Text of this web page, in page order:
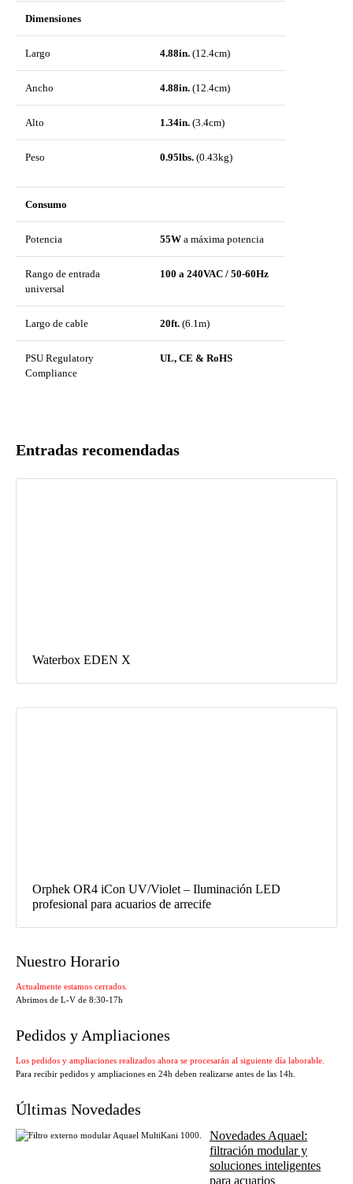
Dimensiones
Largo 4.88in. (12.4cm)
Ancho 4.88in. (12.4cm)
Alto 1.34in. (3.4cm)
Peso 0.95lbs. (0.43kg)
Consumo
Potencia 55W a máxima potencia
Rango de entrada
universal
100 a 240VAC / 50-60Hz
Largo de cable 20ft. (6.1m)
PSU Regulatory
Compliance
UL, CE & RoHS
Entradas recomendadas
Waterbox EDEN X
Orphek OR4 iCon UV/Violet – Iluminación LED
profesional para acuarios de arrecife
Nuestro Horario
Actualmente estamos cerrados.
Abrimos de L-V de 8:30-17h
Pedidos y Ampliaciones
Los pedidos y ampliaciones realizados ahora se procesarán al siguiente día laborable.
Para recibir pedidos y ampliaciones en 24h deben realizarse antes de las 14h.
Últimas Novedades
Novedades Aquael:
filtración modular y
soluciones inteligentes
para acuarios